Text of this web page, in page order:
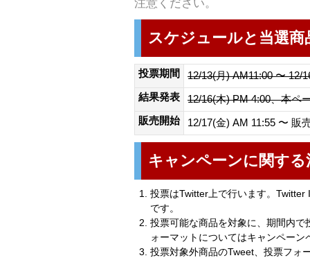
注意ください。
スケジュールと当選商
投票期間
12/13(月) AM11:00 〜 12/
結果発表
12/16(木) PM 4:00、本ペ
販売開始
12/17(金) AM 11:55 〜 販
キャンペーンに関する
投票はTwitter上で行います。
です。
投票可能な商品を対象に、期間内
ォーマットについてはキャンペー
投票対象外商品のTweet、投票フォ